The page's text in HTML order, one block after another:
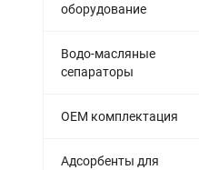
оборудование
Водо-масляные
сепараторы
OEM комплектация
Адсорбенты для